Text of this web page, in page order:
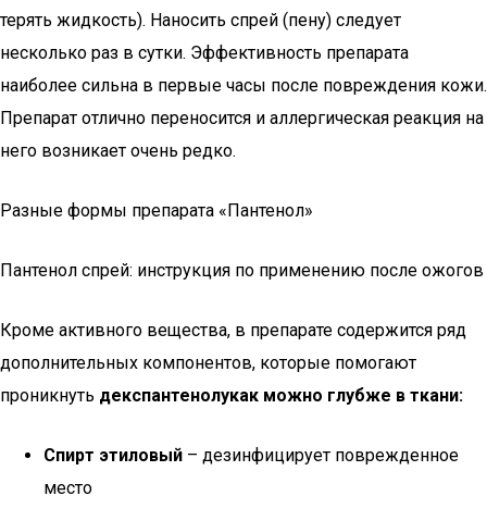
терять жидкость). Наносить спрей (пену) следует
несколько раз в сутки. Эффективность препарата
наиболее сильна в первые часы после повреждения кожи.
Препарат отлично переносится и аллергическая реакция на
него возникает очень редко.
Разные формы препарата «Пантенол»
Пантенол спрей: инструкция по применению после ожогов
Кроме активного вещества, в препарате содержится ряд
дополнительных компонентов, которые помогают
проникнуть декспантенолукак можно глубже в ткани:
Спирт этиловый – дезинфицирует поврежденное
место